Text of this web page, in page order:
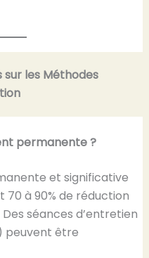
sur les Méthodes
permanente ?
et significative
à 90% de réduction
séances d’entretien
peuvent être